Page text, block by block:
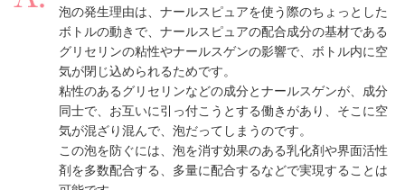
泡の発生理由は、ナールスピュアを使う際のちょっとした
ボトルの動きで、ナールスピュアの配合成分の基材である
グリセリンの粘性やナールスゲンの影響で、ボトル内に空
気が閉じ込められるためです。
粘性のあるグリセリンなどの成分とナールスゲンが、成分
同士で、お互いに引っ付こうとする働きがあり、そこに空
気が混ざり混んで、泡だってしまうのです。
この泡を防ぐには、泡を消す効果のある乳化剤や界面活性
剤を多数配合する、多量に配合するなどで実現することは